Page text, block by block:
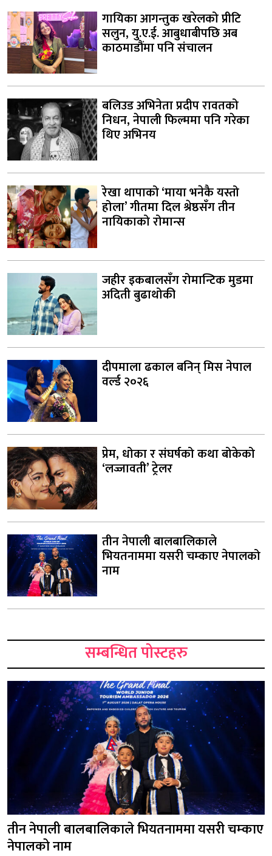
गायिका आगन्तुक खरेलको प्रीटि
सलुन, यु.ए.ई. आबुधाबीपछि अब
काठमाडौंमा पनि संचालन
बलिउड अभिनेता प्रदीप रावतको
निधन, नेपाली फिल्ममा पनि गरेका
थिए अभिनय
रेखा थापाको ‘माया भनेकै यस्तो
होला’ गीतमा दिल श्रेष्ठसँग तीन
नायिकाको रोमान्स
जहीर इकबालसँग रोमान्टिक मुडमा
अदिती बुढाथोकी
दीपमाला ढकाल बनिन् मिस नेपाल
वर्ल्ड २०२६
प्रेम, धोका र संघर्षको कथा बोकेको
‘लज्जावती’ ट्रेलर
तीन नेपाली बालबालिकाले
भियतनाममा यसरी चम्काए नेपालको
नाम
सम्बन्धित पोस्टहरु
तीन नेपाली बालबालिकाले भियतनाममा यसरी चम्काए
नेपालको नाम